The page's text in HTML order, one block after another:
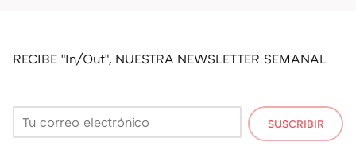
RECIBE "In/Out", NUESTRA NEWSLETTER SEMANAL
SUSCRIBIR